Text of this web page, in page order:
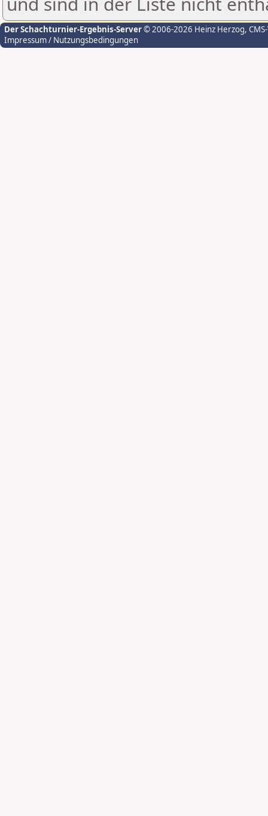
Der Schachturnier-Ergebnis-Server© 2006-2026 Heinz Herzog,
Impressum / Nutzungsbedingungen